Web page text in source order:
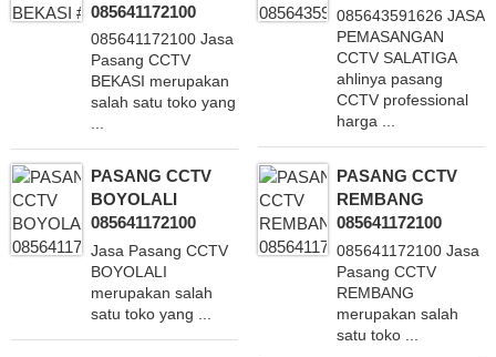
085641172100
085641172100 Jasa
Pasang CCTV
BEKASI merupakan
salah satu toko yang
085643591626 JASA
PEMASANGAN
CCTV SALATIGA
ahlinya pasang
CCTV professional
harga ...
PASANG CCTV
BOYOLALI
085641172100
Jasa Pasang CCTV
BOYOLALI
merupakan salah
satu toko yang ...
PASANG CCTV
REMBANG
085641172100
085641172100 Jasa
Pasang CCTV
REMBANG
merupakan salah
satu toko ...